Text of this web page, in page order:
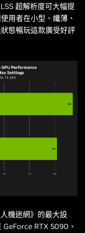
超解析度可大幅提
用者在小型、纖薄、
態暢玩這款廣受好評
人機迷網》的最大設
RTX 5090、